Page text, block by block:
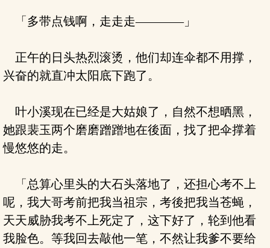
「多带点钱啊，走走走————」
正午的日头热烈滚烫，他们却连伞都不用撑，
兴奋的就直冲太阳底下跑了。
叶小溪现在已经是大姑娘了，自然不想晒黑，
她跟裴玉两个磨磨蹭蹭地在後面，找了把伞撑着
慢悠悠的走。
「总算心里头的大石头落地了，还担心考不上
呢，我大哥考前把我当祖宗，考後把我当苍蝇，
天天威胁我考不上死定了，这下好了，轮到他看
我脸色。等我回去敲他一笔，不然让我爹不要给